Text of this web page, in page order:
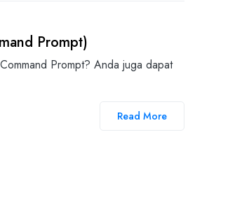
Prompt)
Prompt? Anda juga dapat
Read More